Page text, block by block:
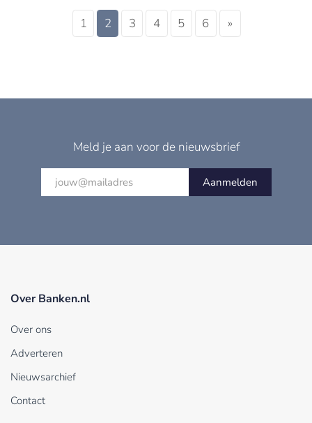
1 2 3 4 5 6 »
Meld je aan voor de nieuwsbrief
Aanmelden
Over Banken.nl
Over ons
Adverteren
Nieuwsarchief
Contact